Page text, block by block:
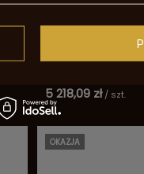
Baker Cavalry
5 218,09 zł / szt.
OKAZJA